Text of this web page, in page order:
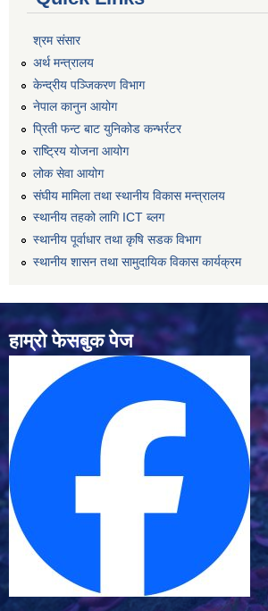
श्रम संसार
अर्थ मन्त्रालय
केन्द्रीय पञ्जिकरण विभाग
नेपाल कानुन आयोग
प्रिती फन्ट बाट युनिकोड कन्भर्रटर
राष्ट्रिय योजना आयोग
लोक सेवा आयोग
संघीय मामिला तथा स्थानीय विकास मन्त्रालय
स्थानीय तहको लागि ICT ब्लग
स्थानीय पूर्वाधार तथा कृषि सडक विभाग
स्थानीय शासन तथा सामुदायिक विकास कार्यक्रम
हाम्रो फेसबुक पेज